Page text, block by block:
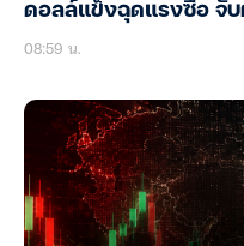
ดอลล์แข็งฉุดแรงซื้อ จั
08:59 น.